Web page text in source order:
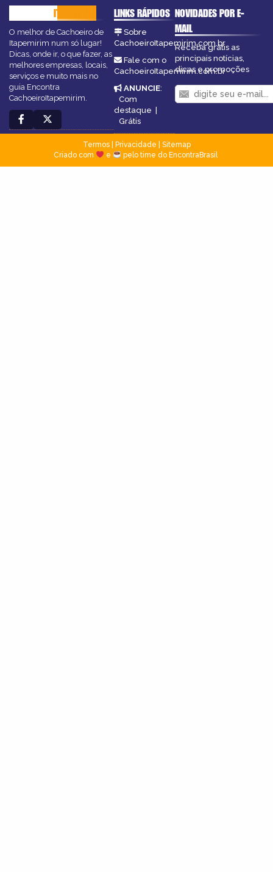
ITAPEMIRIM
O melhor de Cachoeiro de
Itapemirim num só lugar!
Dicas, onde ir, o que fazer, as
melhores empresas, locais,
serviços e muito mais no
guia Encontra
CachoeiroItapemirim.
LINKS RÁPIDOS
Sobre
CachoeiroItapemirim.com.br
Fale com o
CachoeiroItapemirim.com.br
ANUNCIE:
Com
destaque
Grátis
NOVIDADES POR E-
MAIL
Receba grátis as
principais notícias,
dicas e promoções
Termos| Privacidade
Sitemap
Criado com
e pelo time do EncontraBrasil